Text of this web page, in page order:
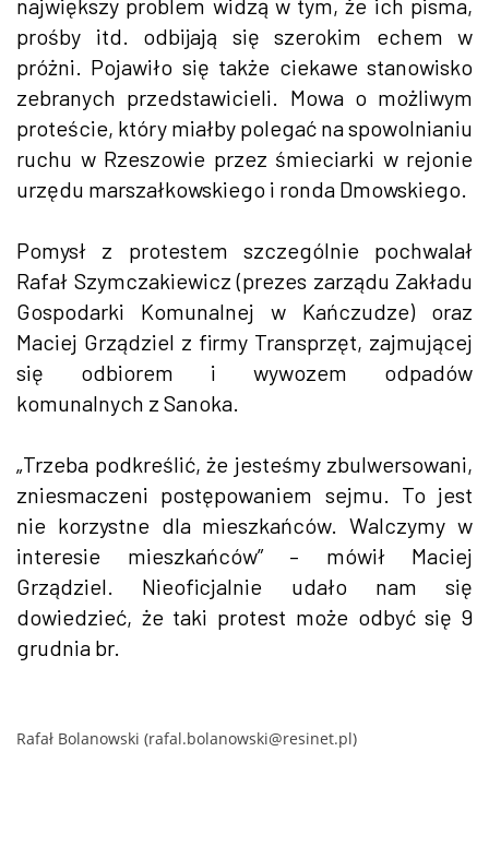
prośby itd. odbijają się szerokim echem w
próżni. Pojawiło się także ciekawe stanowisko
zebranych przedstawicieli. Mowa o możliwym
proteście, który miałby polegać na spowolnianiu
ruchu w Rzeszowie przez śmieciarki w rejonie
urzędu marszałkowskiego i ronda Dmowskiego.
Pomysł z protestem szczególnie pochwalał
Rafał Szymczakiewicz (prezes zarządu Zakładu
Gospodarki Komunalnej w Kańczudze) oraz
Maciej Grządziel z firmy Transprzęt, zajmującej
się odbiorem i wywozem odpadów
komunalnych z Sanoka.
„Trzeba podkreślić, że jesteśmy zbulwersowani,
zniesmaczeni postępowaniem sejmu. To jest
nie korzystne dla mieszkańców. Walczymy w
interesie mieszkańców” – mówił Maciej
Grządziel. Nieoficjalnie udało nam się
dowiedzieć, że taki protest może odbyć się 9
grudnia br.
Rafał Bolanowski (rafal.bolanowski@resinet.pl)